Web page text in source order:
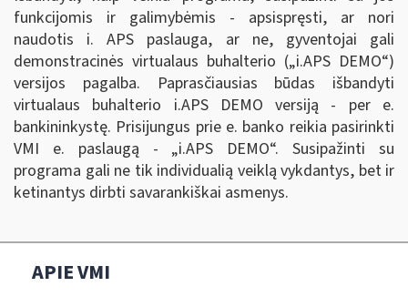
funkcijomis ir galimybėmis - apsispręsti, ar nori
naudotis i. APS paslauga, ar ne, gyventojai gali
demonstracinės virtualaus buhalterio („i.APS DEMO“)
versijos pagalba. Paprasčiausias būdas išbandyti
virtualaus buhalterio i.APS DEMO versiją - per e.
bankininkystę. Prisijungus prie e. banko reikia pasirinkti
VMI e. paslaugą - „i.APS DEMO“. Susipažinti su
programa gali ne tik individualią veiklą vykdantys, bet ir
ketinantys dirbti savarankiškai asmenys.
APIE VMI